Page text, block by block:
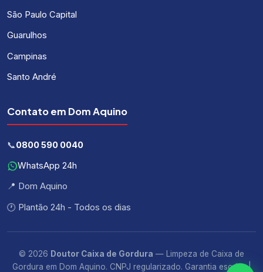
São Paulo Capital
Guarulhos
Campinas
Santo André
Contato em Dom Aquino
📞0800 590 0040
WhatsApp 24h
📍 Dom Aquino
🕐 Plantão 24h - Todos os dias
© 2026 Doutor Caixa de Gordura — Limpeza de Caixa de
Gordura em Dom Aquino. CNPJ regularizado. Garantia escrita. |